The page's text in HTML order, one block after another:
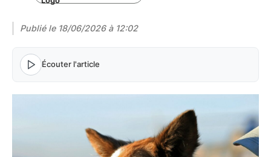
Publié le 18/06/2026 à 12:02
Écouter l'article